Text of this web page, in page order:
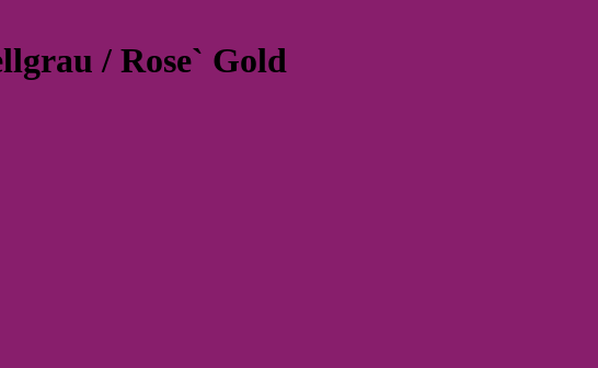
/ Rose` Gold